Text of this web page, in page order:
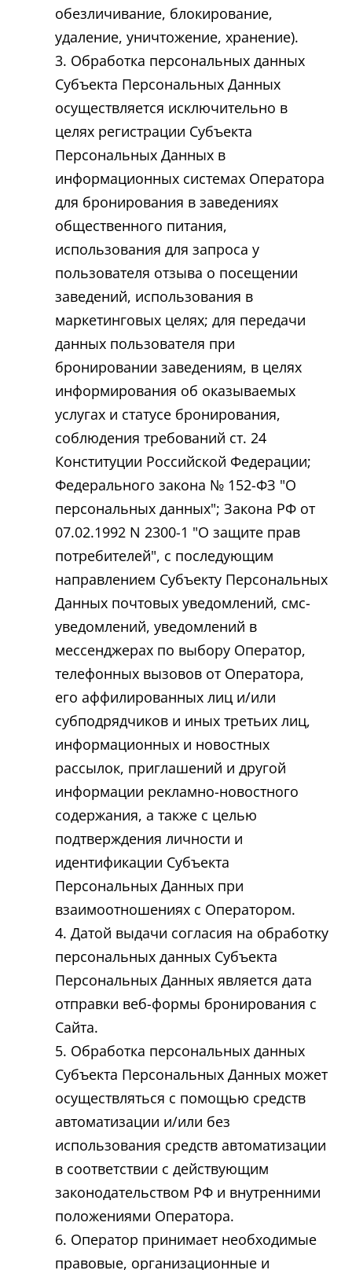
обезличивание, блокирование,
удаление, уничтожение, хранение).
Обработка персональных данных
Субъекта Персональных Данных
осуществляется исключительно в
целях регистрации Субъекта
Персональных Данных в
информационных системах Оператора
для бронирования в заведениях
общественного питания,
использования для запроса у
пользователя отзыва о посещении
заведений, использования в
маркетинговых целях; для передачи
данных пользователя при
бронировании заведениям, в целях
информирования об оказываемых
услугах и статусе бронирования,
соблюдения требований ст. 24
Конституции Российской Федерации;
Федерального закона № 152-ФЗ "О
персональных данных"; Закона РФ от
07.02.1992 N 2300-1 "О защите прав
потребителей", с последующим
направлением Субъекту Персональных
Данных почтовых уведомлений, смс-
уведомлений, уведомлений в
мессенджерах по выбору Оператор,
телефонных вызовов от Оператора,
его аффилированных лиц и/или
субподрядчиков и иных третьих лиц,
информационных и новостных
рассылок, приглашений и другой
информации рекламно-новостного
содержания, а также с целью
подтверждения личности и
идентификации Субъекта
Персональных Данных при
взаимоотношениях с Оператором.
Датой выдачи согласия на обработку
персональных данных Субъекта
Персональных Данных является дата
отправки веб-формы бронирования с
Сайта.
Обработка персональных данных
Субъекта Персональных Данных может
осуществляться с помощью средств
автоматизации и/или без
использования средств автоматизации
в соответствии с действующим
законодательством РФ и внутренними
положениями Оператора.
Оператор принимает необходимые
правовые, организационные и